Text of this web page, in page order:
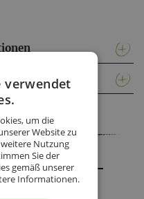
Gangl -
verwendet
um die
Website zu
Nutzung
Sie der
gemäß unserer
Informationen.